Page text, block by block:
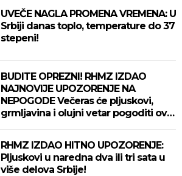
UVEČE NAGLA PROMENA VREMENA: U
Srbiji danas toplo, temperature do 37
stepeni!
BUDITE OPREZNI! RHMZ IZDAO
NAJNOVIJE UPOZORENJE NA
NEPOGODE Večeras će pljuskovi,
grmljavina i olujni vetar pogoditi ove
RHMZ IZDAO HITNO UPOZORENJE:
Pljuskovi u naredna dva ili tri sata u
više delova Srbije!